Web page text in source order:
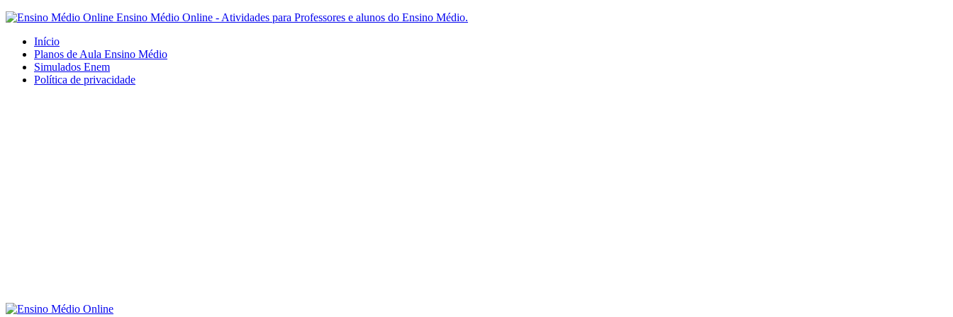
Ensino Médio Online - Atividades para Professores e alunos do Ensino Médio.
Início
Planos de Aula Ensino Médio
Simulados Enem
Política de privacidade